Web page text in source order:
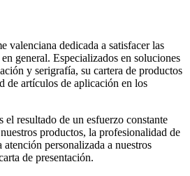
valenciana dedicada a satisfacer las
general. Especializados en soluciones
y serigrafía, su cartera de productos
de artículos de aplicación en los
resultado de un esfuerzo constante
productos, la profesionalidad de
personalizada a nuestros
de presentación.